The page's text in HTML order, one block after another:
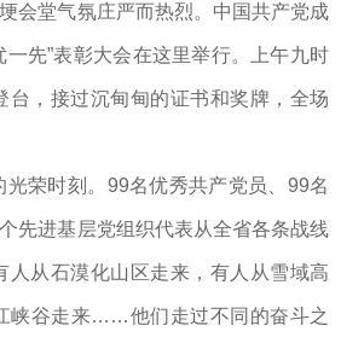
会堂气氛庄严而热烈。中国共产党成
一先”表彰大会在这里举行。上午九时
台，接过沉甸甸的证书和奖牌，全场
光荣时刻。99名优秀共产党员、99名
先进基层党组织代表从全省各条战线
人从石漠化山区走来，有人从雪域高
峡谷走来……他们走过不同的奋斗之